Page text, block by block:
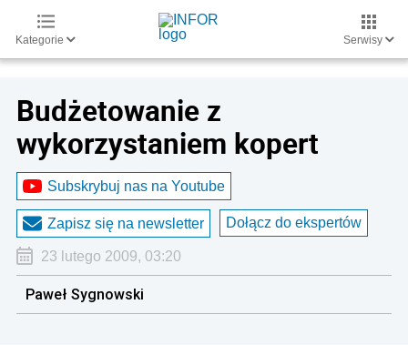
Kategorie Serwisy
Budżetowanie z
wykorzystaniem kopert
Subskrybuj nas na Youtube
Zapisz się na newsletter Dołącz do ekspertów
23 lutego 2009, 03:20
Paweł Sygnowski